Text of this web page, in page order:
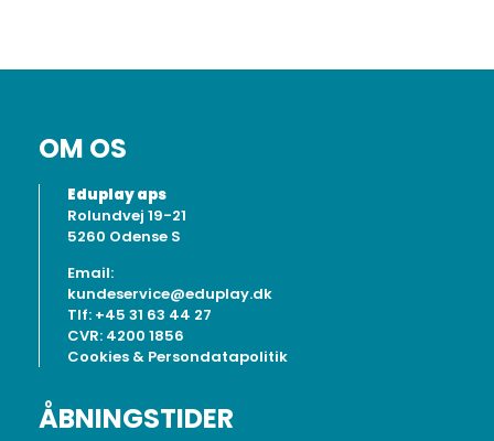
OM OS
Eduplay aps
Rolundvej 19-21
5260 Odense S
Email:
kundeservice@eduplay.dk
Tlf: +45 31 63 44 27
CVR: 4200 1856
Cookies & Persondatapolitik
ÅBNINGSTIDER